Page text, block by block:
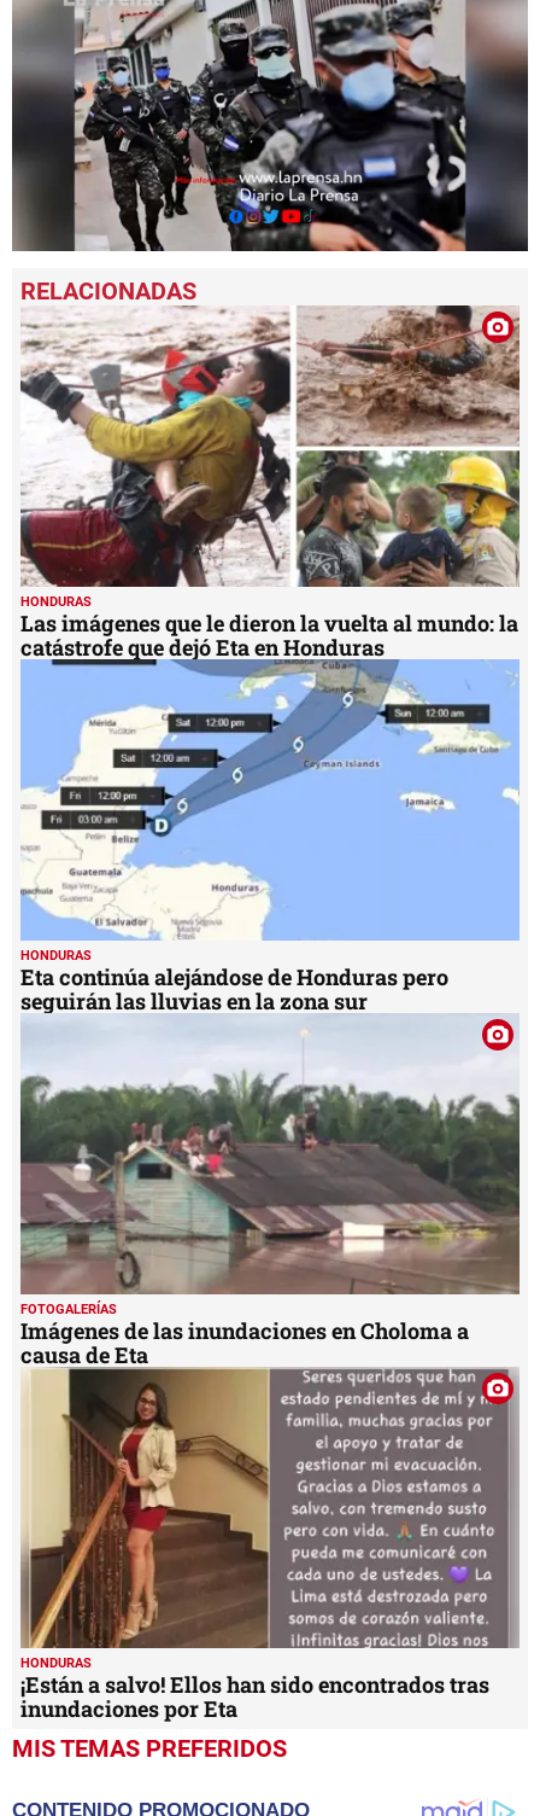
seconds
of
1
minute,
40
seconds
HONDURAS
Las imágenes que le dieron la vuelta al mundo: la
catástrofe que dejó Eta en Honduras
HONDURAS
Eta continúa alejándose de Honduras pero
seguirán las lluvias en la zona sur
FOTOGALERÍAS
Imágenes de las inundaciones en Choloma a
causa de Eta
HONDURAS
¡Están a salvo! Ellos han sido encontrados tras
inundaciones por Eta
MIS TEMAS PREFERIDOS
CONTENIDO PROMOCIONADO